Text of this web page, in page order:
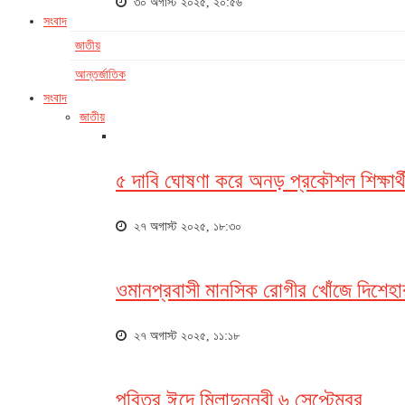
সংবাদ
জাতীয়
আন্তর্জাতিক
সংবাদ
জাতীয়
৫ দাবি ঘোষণা করে অনড় প্রকৌশল
২৭ অগাস্ট ২০২৫, ১৮:৩০
ওমানপ্রবাসী মানসিক রোগীর খোঁজে
২৭ অগাস্ট ২০২৫, ১১:১৮
পবিত্র ঈদে মিলাদুন্নবী ৬ সেপ্টেম্বর